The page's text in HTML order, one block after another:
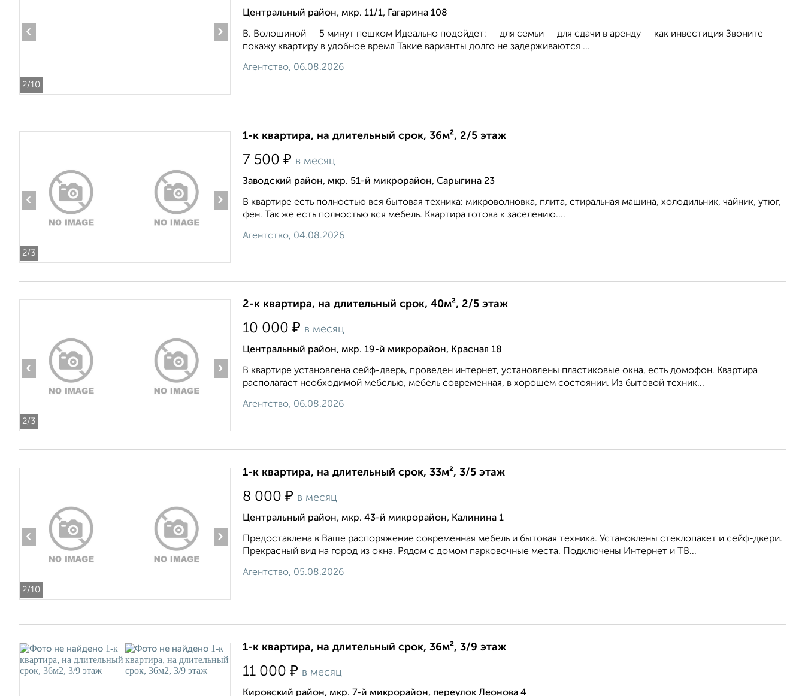
2/10
‹ ›
Центральный район, мкр. 11/1, Гагарина 108
В. Волошиной — 5 минут пешком Идеально подойдет: — для семьи — для сдачи в аренду — как инвестиция Звоните —
покажу квартиру в удобное время Такие варианты долго не задерживаются ...
Агентство, 06.08.2026
2/3
‹ ›
1-к квартира, на длительный срок, 36м², 2/5 этаж
7 500 ₽ в месяц
Заводский район, мкр. 51-й микрорайон, Сарыгина 23
В квартире есть полностью вся бытовая техника: микроволновка, плита, стиральная машина, холодильник, чайник, утюг,
фен. Так же есть полностью вся мебель. Квартира готова к заселению....
Агентство, 04.08.2026
2/3
‹ ›
2-к квартира, на длительный срок, 40м², 2/5 этаж
10 000 ₽ в месяц
Центральный район, мкр. 19-й микрорайон, Красная 18
В квартире установлена сейф-дверь, проведен интернет, установлены пластиковые окна, есть домофон. Квартира
располагает необходимой мебелью, мебель современная, в хорошем состоянии. Из бытовой техник...
Агентство, 06.08.2026
2/10
‹ ›
1-к квартира, на длительный срок, 33м², 3/5 этаж
8 000 ₽ в месяц
Центральный район, мкр. 43-й микрорайон, Калинина 1
Предоставлена в Ваше распоряжение современная мебель и бытовая техника. Установлены стеклопакет и сейф-двери.
Прекрасный вид на город из окна. Рядом с домом парковочные места. Подключены Интернет и ТВ...
Агентство, 05.08.2026
1-к квартира, на длительный срок, 36м², 3/9 этаж
11 000 ₽ в месяц
Кировский район, мкр. 7-й микрорайон, переулок Леонова 4